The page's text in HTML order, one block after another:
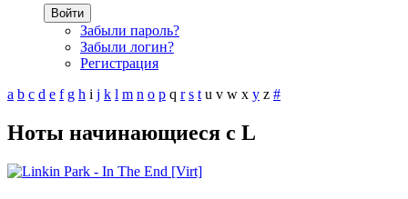
Войти
Забыли пароль?
Забыли логин?
Регистрация
a b c d e f g h i j k l m n o p q r s t u v w x y z #
Ноты начинающиеся с L